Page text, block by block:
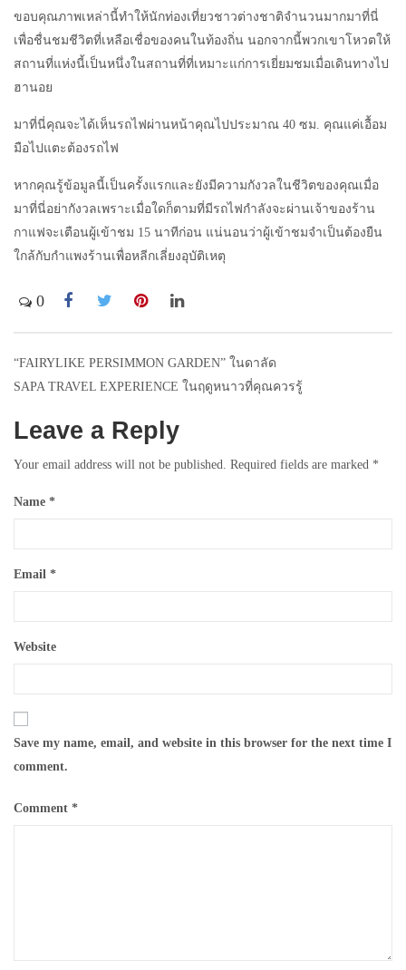
ขอบคุณภาพเหล่านี้ทำให้นักท่องเที่ยวชาวต่างชาติจำนวนมากมาที่นี่
เพื่อชื่นชมชีวิตที่เหลือเชื่อของคนในท้องถิ่น นอกจากนี้พวกเขาโหวตให้
สถานที่แห่งนี้เป็นหนึ่งในสถานที่ที่เหมาะแก่การเยี่ยมชมเมื่อเดินทางไป
ฮานอย
มาที่นี่คุณจะได้เห็นรถไฟผ่านหน้าคุณไปประมาณ 40 ซม. คุณแค่เอื้อม
มือไปแตะต้องรถไฟ
หากคุณรู้ข้อมูลนี้เป็นครั้งแรกและยังมีความกังวลในชีวิตของคุณเมื่อ
มาที่นี่อย่ากังวลเพราะเมื่อใดก็ตามที่มีรถไฟกำลังจะผ่านเจ้าของร้าน
กาแฟจะเตือนผู้เข้าชม 15 นาทีก่อน แน่นอนว่าผู้เข้าชมจำเป็นต้องยืน
ใกล้กับกำแพงร้านเพื่อหลีกเลี่ยงอุบัติเหตุ
0
Post
navigation
“FAIRYLIKE PERSIMMON GARDEN” ในดาลัด
SAPA TRAVEL EXPERIENCE ในฤดูหนาวที่คุณควรรู้
Leave a Reply
Your email address will not be published. Required fields are marked *
Name *
Email *
Website
Save my name, email, and website in this browser for the next time I
comment.
Comment *